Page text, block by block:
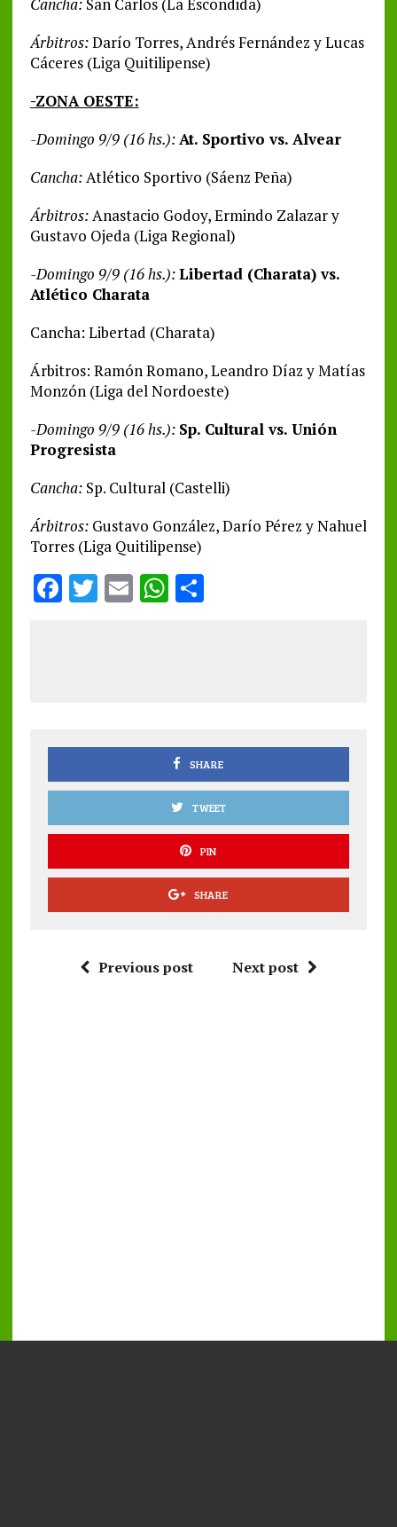
Cancha:San Carlos (La Escondida)
Árbitros:Darío Torres, Andrés Fernández y Lucas
Cáceres (Liga Quitilipense)
-ZONA OESTE:
-Domingo 9/9 (16 hs.):At. Sportivo vs. Alvear
Cancha:Atlético Sportivo (Sáenz Peña)
Árbitros:Anastacio Godoy, Ermindo Zalazar y
Gustavo Ojeda (Liga Regional)
-Domingo 9/9 (16 hs.):Libertad (Charata) vs.
Atlético Charata
Cancha: Libertad (Charata)
Árbitros: Ramón Romano, Leandro Díaz y Matías
Monzón (Liga del Nordoeste)
-Domingo 9/9 (16 hs.): Sp. Cultural vs. Unión
Progresista
Cancha:Sp. Cultural (Castelli)
Árbitros:Gustavo González, Darío Pérez y Nahuel
Torres (Liga Quitilipense)
F
k
T E W
p
S
SHARE
TWEET
PIN
SHARE
Previous post Next post